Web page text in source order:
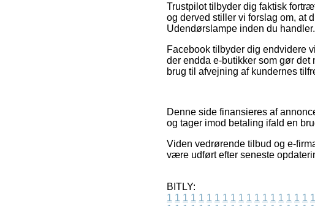
Trustpilot tilbyder dig faktisk
og derved stiller vi forslag om, at
Udendørslampe inden du handler.
Facebook tilbyder dig endvidere
der endda e-butikker som gør
brug til afvejning af kundernes
Denne side finansieres af
og tager imod betaling ifald en
Viden vedrørende tilbud og e-
være udført efter seneste
BITLY:
1 1 1 1 1 1 1 1 1 1 1 1 1 1 1 1 1 1 1